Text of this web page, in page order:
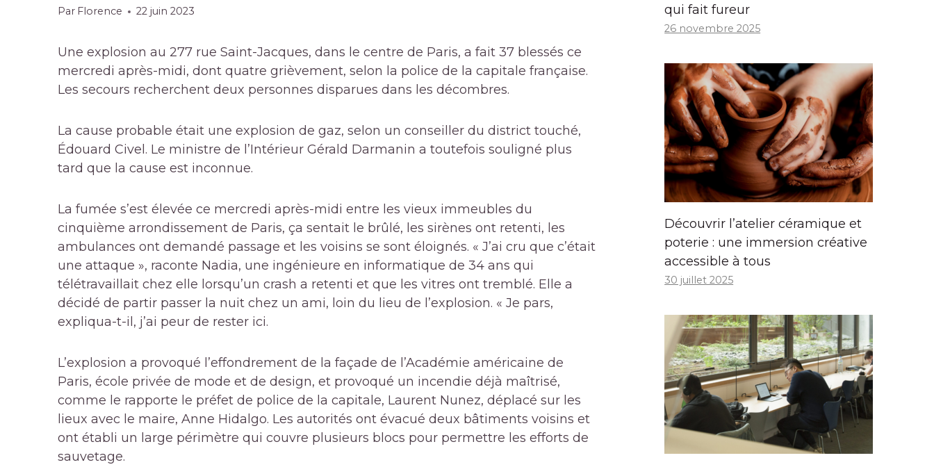
Par Florence 22 juin 2023
Une explosion au 277 rue Saint-Jacques, dans le centre de Paris, a fait 37 blessés ce
mercredi après-midi, dont quatre grièvement, selon la police de la capitale française.
Les secours recherchent deux personnes disparues dans les décombres.
La cause probable était une explosion de gaz, selon un conseiller du district touché,
Édouard Civel. Le ministre de l’Intérieur Gérald Darmanin a toutefois souligné plus
tard que la cause est inconnue.
La fumée s’est élevée ce mercredi après-midi entre les vieux immeubles du
cinquième arrondissement de Paris, ça sentait le brûlé, les sirènes ont retenti, les
ambulances ont demandé passage et les voisins se sont éloignés. « J’ai cru que c’était
une attaque », raconte Nadia, une ingénieure en informatique de 34 ans qui
télétravaillait chez elle lorsqu’un crash a retenti et que les vitres ont tremblé. Elle a
décidé de partir passer la nuit chez un ami, loin du lieu de l’explosion. « Je pars,
expliqua-t-il, j’ai peur de rester ici.
L’explosion a provoqué l’effondrement de la façade de l’Académie américaine de
Paris, école privée de mode et de design, et provoqué un incendie déjà maîtrisé,
comme le rapporte le préfet de police de la capitale, Laurent Nunez, déplacé sur les
lieux avec le maire, Anne Hidalgo. Les autorités ont évacué deux bâtiments voisins et
ont établi un large périmètre qui couvre plusieurs blocs pour permettre les efforts de
sauvetage.
qui fait fureur
26 novembre 2025
Découvrir l’atelier céramique et
poterie : une immersion créative
accessible à tous
30 juillet 2025